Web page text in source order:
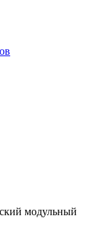
модульный